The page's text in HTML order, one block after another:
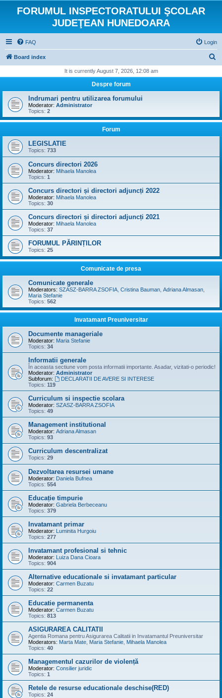
FORUMUL INSPECTORATULUI ŞCOLAR
JUDEŢEAN HUNEDOARA
FAQ Login
Board index
r
h
It is currently August 7, 2026, 12:08 am
Despre forum
Indrumari pentru utilizarea forumului
Moderator: Administrator
Topics: 2
Forum
LEGISLATIE
Topics: 733
Concurs directori 2026
Moderator: Mihaela Manolea
Topics: 1
Concurs directori și directori adjuncți 2022
Moderator: Mihaela Manolea
Topics: 30
Concurs directori și directori adjuncți 2021
Moderator: Mihaela Manolea
Topics: 37
FORUMUL PĂRINȚILOR
Topics: 25
Comunicate de presa
Comunicate generale
Moderators: SZASZ-BARRA ZSOFIA Cristina Bauman Adriana Almasan
Maria Stefanie
Topics: 562
Invatamant Preuniversitar
Documente manageriale
Moderator: Maria Stefanie
Topics: 34
Informatii generale
În aceasta sectiune vom posta informatii importante. Asadar, vizitati-o periodic!
Moderator: Administrator
Subforum:
DECLARATII DE AVERE SI INTERESE
Topics: 119
Curriculum si inspectie scolara
Moderator: SZASZ-BARRA ZSOFIA
Topics: 49
Management institutional
Moderator: Adriana Almasan
Topics: 93
Curriculum descentralizat
Topics: 29
Dezvoltarea resursei umane
Moderator: Daniela Bufnea
Topics: 554
Educație timpurie
Moderator: Gabriela Berbeceanu
Topics: 379
Invatamant primar
Moderator: Luminita Hurgoiu
Topics: 277
Invatamant profesional si tehnic
Moderator: Luiza Dana Cioara
Topics: 904
Alternative educationale si invatamant particular
Moderator: Carmen Buzatu
Topics: 22
Educatie permanenta
Moderator: Carmen Buzatu
Topics: 813
ASIGURAREA CALITATII
Agentia Romana pentru Asigurarea Calitatii in Invatamantul Preuniversitar
Moderators: Marta Mate Maria Stefanie Mihaela Manolea
Topics: 40
Managementul cazurilor de violență
Moderator: Consilier juridic
Topics: 1
Retele de resurse educationale deschise(RED)
Topics: 24